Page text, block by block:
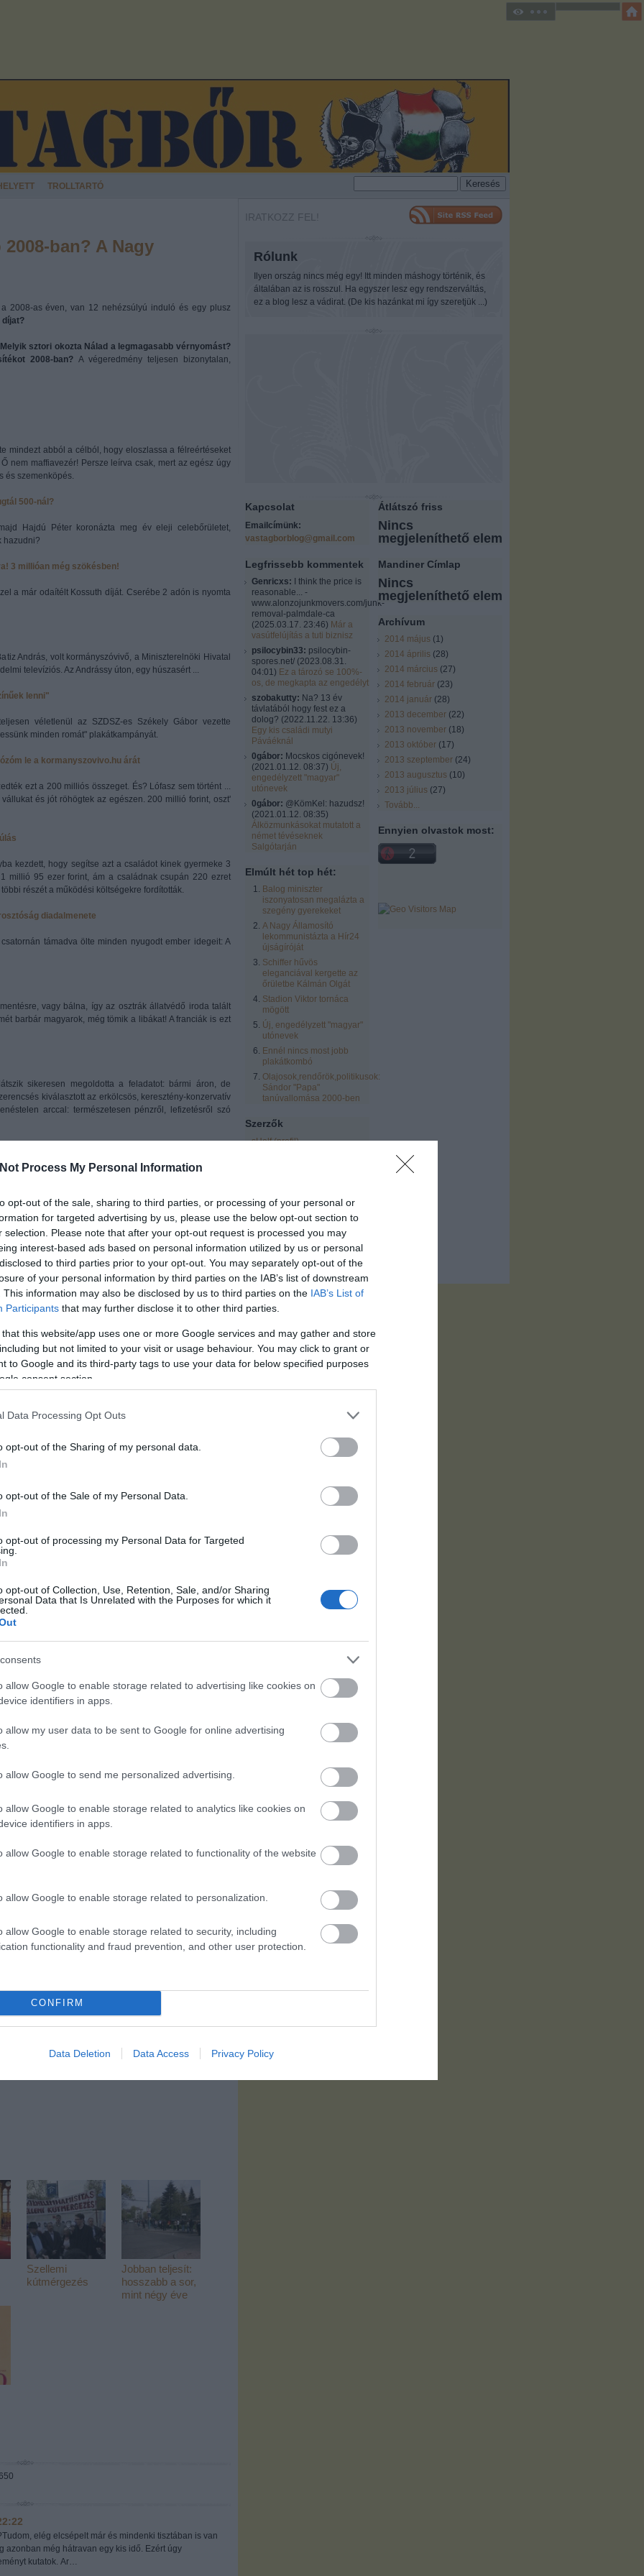
Process My Personal Information
opt-out of the sale, sharing to third parties, or processing of your personal or
for targeted advertising by us, please use the below opt-out section to
selection. Please note that after your opt-out request is processed you may
interest-based ads based on personal information utilized by us or personal
to third parties prior to your opt-out. You may separately opt-out of the
of your personal information by third parties on the IAB’s list of downstream
This information may also be disclosed by us to third parties on the IAB’s List of
Participants that may further disclose it to other third parties.
that this website/app uses one or more Google services and may gather and store
but not limited to your visit or usage behaviour. You may click to grant or
to Google and its third-party tags to use your data for below specified purposes
consent section.
Data Processing Opt Outs
opt-out of the Sharing of my personal data.
opt-out of the Sale of my Personal Data.
opt-out of processing my Personal Data for Targeted
opt-out of Collection, Use, Retention, Sale, and/or Sharing
Data that Is Unrelated with the Purposes for which it
allow Google to enable storage related to advertising like cookies on
identifiers in apps.
allow my user data to be sent to Google for online advertising
allow Google to send me personalized advertising.
allow Google to enable storage related to analytics like cookies on
identifiers in apps.
allow Google to enable storage related to functionality of the website
allow Google to enable storage related to personalization.
allow Google to enable storage related to security, including
functionality and fraud prevention, and other user protection.
CONFIRM
Data Deletion Data Access Privacy Policy
TROLLTARTÓ
ban? A Nagy
2008-as éven, van 12 nehézsúlyú induló és egy plusz
díjat?
sztori okozta Nálad a legmagasabb vérnyomást?
2008-ban? A végeredmény teljesen bizonytalan,
mindezt abból a célból, hogy eloszlassa a félreértéseket
nem maffiavezér! Persze leírva csak, mert az egész úgy
és szemenköpés.
500-nál?
Hajdú Péter koronázta meg év eleji celebőrületet,
hazudni?
3 millióan még szökésben!
a már odaítélt Kossuth díját. Cserébe 2 adón is nyomta
András, volt kormányszóvivő, a Miniszterelnöki Hivatal
televíziós. Az Andrássy úton, egy húszasért ...
lenni"
véletlenül az SZDSZ-es Székely Gábor vezette
minden romát" plakátkampányát.
le a kormanyszovivo.hu árát
ezt a 200 milliós összeget. És? Lófasz sem történt ...
és jót röhögtek az egészen. 200 millió forint, oszt'
kezdett, hogy segítse azt a családot kinek gyermeke 3
millió 95 ezer forint, ám a családnak csupán 220 ezret
részét a működési költségekre fordították.
diadalmenete
támadva ölte minden nyugodt ember idegeit: A
vagy bálna, így az osztrák állatvédő iroda talált
barbár magyarok, még tömik a libákat! A franciák is ezt
sikeresen megoldotta a feladatot: bármi áron, de
kiválasztott az erkölcsös, keresztény-konzervatív
arccal: természetesen pénzről, lefizetésről szó
több botrányt okozott, mint az összes többi sótlan,
még sztrájkol is. Mi az?
nélkül tolta az arcunkba a "minden dolgozó kapjon 250
rovat
minden 2008-as eseményről megvolt a
alá. Sajnos mióta gyanúsított egy kis közpénz
abban, hogy nem százezer szám vonulnak az utcára, de
jelentettek fel politikai riválisaim, akiknek nem tetszik a
szélsőségekkel szemben."
„gárdisták” a cigányok munkához juttatása helyett a
utak és óvodák építésének elszabotálásával, a cigány
a cigány családok kilakoltatásával annak a
alkotó polgárai legyenek ennek az országnak.
fizető munkaerőtől, az ország versenyképességét
fosztották meg hazánkat. A válság, az így
mind a hazánknak."
szavazz!
6-án, kedden délben!
Szellemi
kútmérgezés
Jobban teljesít:
hosszabb a sor,
mint négy éve
elég elcsépelt már és mindenki tisztában is van
azonban még hátravan egy kis idő. Ezért úgy
kutatok. Ar…
IRATKOZZ FEL!
Rólunk
Ilyen ország nincs még egy! Itt minden máshogy történik, és
általában az is rosszul. Ha egyszer lesz egy rendszerváltás,
ez a blog lesz a vádirat. (De kis hazánkat mi így szeretjük ...)
Kapcsolat
Emailcímünk:
vastagborblog@gmail.com
Legfrissebb kommentek
Genricxs: I think the price is
reasonable... -
www.alonzojunkmovers.com/junk-
removal-palmdale-ca
(2025.03.17. 23:46) Már a
vasútfelújítás a tuti biznisz
psilocybin33: psilocybin-
spores.net/ (2023.08.31.
04:01) Ez a tározó se 100%-
os, de megkapta az engedélyt
szobakutty: Na? 13 év
távlatából hogy fest ez a
dolog? (2022.11.22. 13:36)
Egy kis családi mutyi
Páváéknál
0gábor: Mocskos cigónevek!
(2021.01.12. 08:37) Új,
engedélyzett "magyar"
utónevek
0gábor: @KömKel: hazudsz!
(2021.01.12. 08:35)
Álközmunkásokat mutatott a
német tévéseknek
Salgótarján
Elmúlt hét top hét:
Balog miniszter
iszonyatosan megalázta a
szegény gyerekeket
A Nagy Államosító
lekommunistázta a Hír24
újságíróját
Schiffer hűvös
eleganciával kergette az
őrületbe Kálmán Olgát
Stadion Viktor tornáca
mögött
Új, engedélyzett "magyar"
utónevek
Ennél nincs most jobb
plakátkombó
Olajosok,rendőrök,politikusok:
Sándor "Papa"
tanúvallomása 2000-ben
Szerzők
sHelf (profil)
Vendégblgr ( profil)
Rozsnyai Zsolt ( profil)
LCsilla16 (profil)
Átlátszó friss
Nincs
megjeleníthető elem
Mandiner Címlap
Nincs
megjeleníthető elem
Archívum
2014 május (1)
2014 április (28)
2014 március (27)
2014 február (23)
2014 január (28)
2013 december (22)
2013 november (18)
2013 október (17)
2013 szeptember (24)
2013 augusztus (10)
2013 július (27)
Tovább...
Ennyien olvastok most: